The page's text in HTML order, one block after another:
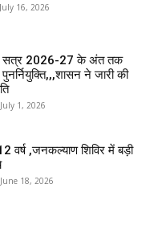
July 16, 2026
सत्र 2026-27 के अंत तक
पुनर्नियुक्ति,,,शासन ने जारी की
July 1, 2026
वर्ष ,जनकल्याण शिविर में बड़ी
June 18, 2026